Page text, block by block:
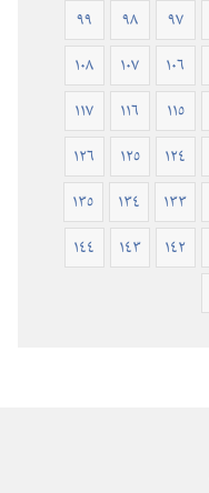
٩٧ ٩٨
٩٩
١٠٦ ١٠٧
١٠٨
١١٥ ١١٦
١١٧
١٢٤ ١٢٥
١٢٦
١٣٣ ١٣٤
١٣٥
١٤٢ ١٤٣
١٤٤